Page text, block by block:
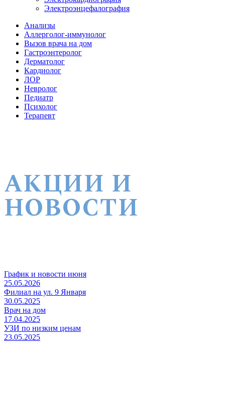
Электроэнцефалография
Анализы
Аллерголог-иммунолог
Вызов врача на дом
Гастроэнтеролог
Дерматолог
Кардиолог
ЛОР
Невролог
Педиатр
Психолог
Терапевт
АКЦИИ И
НОВОСТИ
График и новости июня
25.05.2026
Филиал на ул. 9 Января
30.05.2025
Врач на дом
17.04.2025
УЗИ по низким ценам
23.05.2025